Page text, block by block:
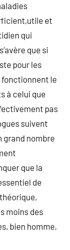
et
qui
que si
pour les
fonctionnent le
à celui que
pas
suivent
grand nombre
que la
de
moins des
bien homme,